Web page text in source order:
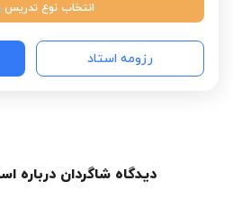
انتخاب نوع
رزومه استاد
دیدگاه شاگردان درباره